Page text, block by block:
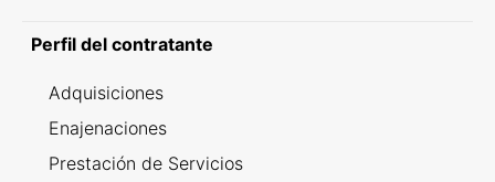
Perfil del contratante
Adquisiciones
Enajenaciones
Prestación de Servicios